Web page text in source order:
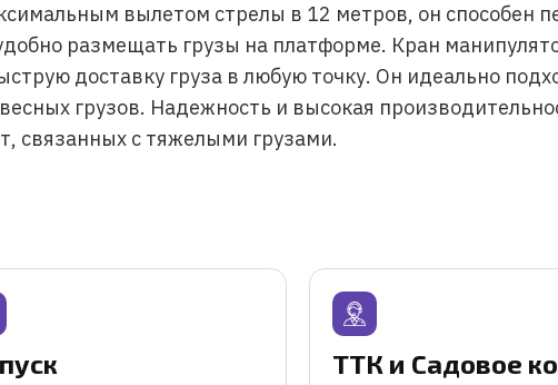
вылетом стрелы в 12 метров, он способен
размещать грузы на платформе. Кран
доставку груза в любую точку. Он идеально
грузов. Надежность и высокая
связанных с тяжелыми грузами.
ТТК и Садовое